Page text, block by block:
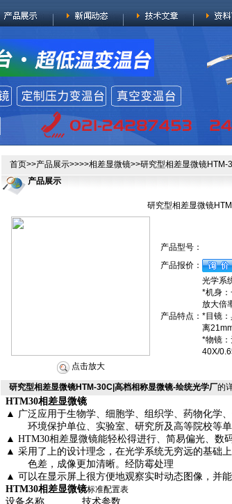
首页>>产品展示>>>>相差显微镜>>研究型相差显微镜HTM-
产品展示
研究型相差显微镜
点击放大
产品型号：
产品报价：
产品特点：
光学系
*机身：
放大倍
*目镜
离
*物镜
40X/
研究型相差显微镜HTM-30C|高档相称显微镜-绘统光学厂的
HTM30相差显微镜
▲ 广泛应用于生物学、细胞学、组织学、药物化学
环境保护单位、实验室、研究所及高等院校等单
▲HTM30相差显微镜能轻松得进行、简易偏光、数
▲采用了上的设计理念，在光学系统无穷远的基础
色差，成像更加清晰。经防霉处理
▲可以在显示屏上很方便地观察实时动态图像，并
HTM30相差显微镜标准配置表
设备名称
技术参数